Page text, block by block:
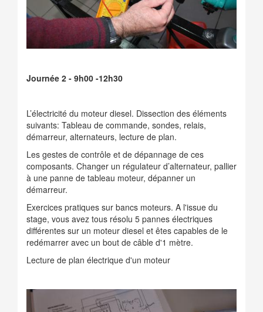
Journée 2 - 9h00 -12h30
L’électricité du moteur diesel. Dissection des éléments
suivants: Tableau de commande, sondes, relais,
démarreur, alternateurs, lecture de plan.
Les gestes de contrôle et de dépannage de ces
composants. Changer un régulateur d’alternateur, pallier
à une panne de tableau moteur, dépanner un
démarreur.
Exercices pratiques sur bancs moteurs. A l'issue du
stage, vous avez tous résolu 5 pannes électriques
différentes sur un moteur diesel et êtes capables de le
redémarrer avec un bout de câble d'1 mètre.
Lecture de plan électrique d'un moteur